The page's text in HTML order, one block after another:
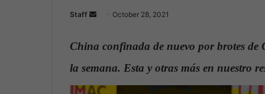
Staff
n
a
n
October 28, 2021
China confinada de nuevo por brotes de
la semana. Esta y otras más en nuestro